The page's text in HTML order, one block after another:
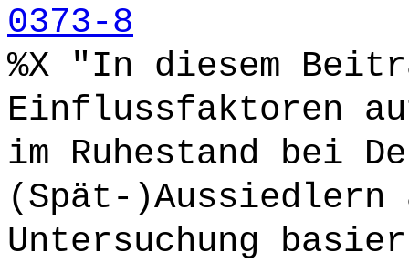
0373-8
%X "In diesem
Einflussfaktoren
im Ruhestand bei
(Spät-
Untersuchung